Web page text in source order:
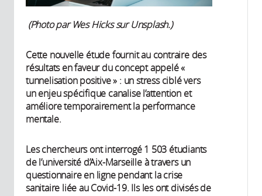
(Photo par Wes Hicks sur Unsplash.)
Cette nouvelle étude fournit au contraire des
résultats en faveur du concept appelé «
tunnelisation positive » : un stress ciblé vers
un enjeu spécifique canalise l’attention et
améliore temporairement la performance
mentale.
Les chercheurs ont interrogé 1 503 étudiants
de l’université d’Aix-Marseille à travers un
questionnaire en ligne pendant la crise
sanitaire liée au Covid-19. Ils les ont divisés de